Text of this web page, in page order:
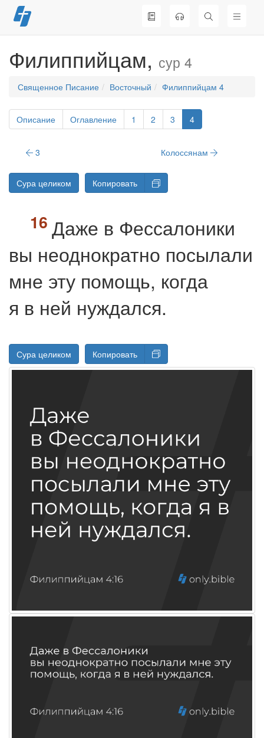
Перейти
к
Филиппийцам, сур 4
Священное Писание Восточный Филиппийцам 4
Описание Оглавление 1 2 3 4
3 Колоссянам
Сура целиком Копировать
Даже в Фессалоники
вы неоднократно посылали
мне эту помощь, когда
я в ней нуждался.
Сура целиком Копировать